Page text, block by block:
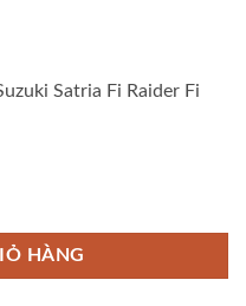
Satria Fi Raider Fi
số lượng
HÀNG